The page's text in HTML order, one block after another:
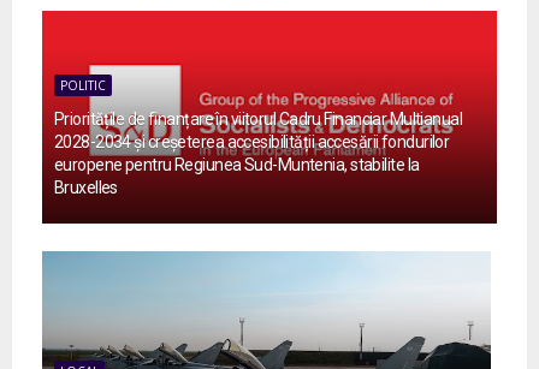
POLITIC
Prioritățile de finanțare în viitorul Cadru Financiar Multianual
2028-2034 și creșeterea accesibilității accesării fondurilor
europene pentru Regiunea Sud-Muntenia, stabilite la
Bruxelles